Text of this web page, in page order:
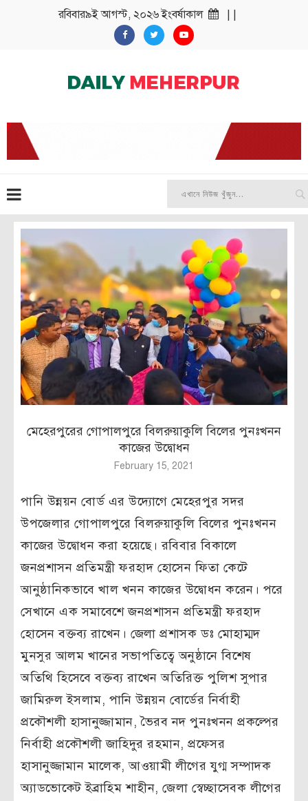
রবিবার৯ই আগস্ট, ২০২৬ ইংবর্ষাকাল
মেহেরপুরের গোপালপুরে বিলরুয়াকুলি বিলের পুনঃখনন
কাজের উদ্বোধন
February 15, 2021
পানি উন্নয়ন বোর্ড এর উদ্যোগে মেহেরপুর সদর
উপজেলার গোপালপুরে বিলরুয়াকুলি বিলের পুনঃখনন
কাজের উদ্বোধন করা হয়েছে। রবিবার বিকালে
জনপ্রশাসন প্রতিমন্ত্রী ফরহাদ হোসেন ফিতা কেটে
আনুষ্ঠানিকভাবে খাল খনন কাজের উদ্বোধন করেন। পরে
সেখানে এক সমাবেশে জনপ্রশাসন প্রতিমন্ত্রী ফরহাদ
হোসেন বক্তব্য রাখেন। জেলা প্রশাসক ডঃ মোহাম্মদ
মুনসুর আলম খানের সভাপতিত্বে অনুষ্ঠানে বিশেষ
অতিথি হিসেবে বক্তব্য রাখেন অতিরিক্ত পুলিশ সুপার
জামিরুল ইসলাম, পানি উন্নয়ন বোর্ডের নির্বাহী
প্রকৌশলী হাসানুজ্জামান, ভৈরব নদ পুনঃখনন প্রকল্পের
নির্বাহী প্রকৌশলী জাহিদুর রহমান, প্রফেসর
হাসানুজ্জামান মালেক, আওয়ামী লীগের যুগ্ম সম্পাদক
অ্যাডভোকেট ইব্রাহিম শাহীন, জেলা স্বেচ্ছাসেবক লীগের